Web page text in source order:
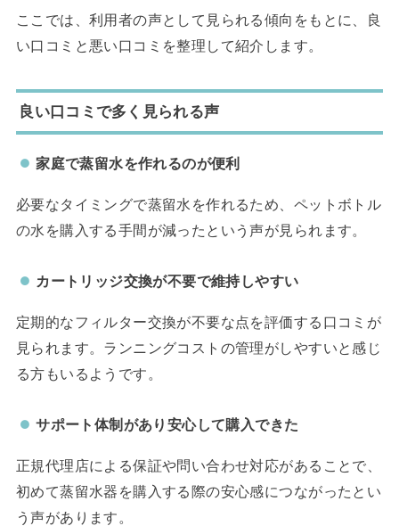
ここでは、利用者の声として見られる傾向をもとに、良
い口コミと悪い口コミを整理して紹介します。
良い口コミで多く見られる声
家庭で蒸留水を作れるのが便利
必要なタイミングで蒸留水を作れるため、ペットボトル
の水を購入する手間が減ったという声が見られます。
カートリッジ交換が不要で維持しやすい
定期的なフィルター交換が不要な点を評価する口コミが
見られます。ランニングコストの管理がしやすいと感じ
る方もいるようです。
サポート体制があり安心して購入できた
正規代理店による保証や問い合わせ対応があることで、
初めて蒸留水器を購入する際の安心感につながったとい
う声があります。